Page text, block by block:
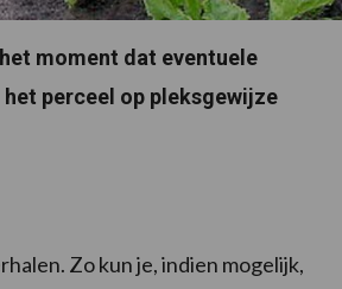
moment dat eventuele
perceel op pleksgewijze
Zo kun je, indien mogelijk,